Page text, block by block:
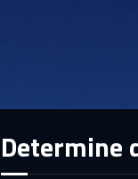
Determine